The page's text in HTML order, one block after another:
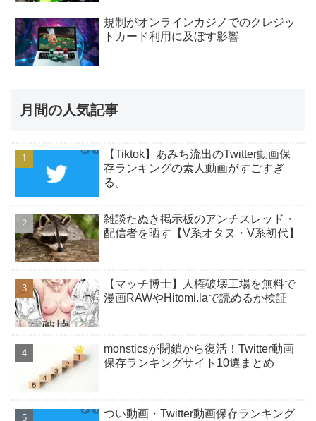
規制がオンラインカジノでのクレジッ
トカード利用に及ぼす影響
月間の人気記事
【Tiktok】あみち流出のTwitter動画保
存ランキングの素人動画がすごすぎ
る。
雑談たぬき掲示板のアンチスレッド・
配信者を晒す【V系オタヌ・V系初代】
【マッチ博士】人権破壊工場を無料で
漫画RAWやHitomi.laで読めるか検証
monsticsが閉鎖から復活！Twitter動画
保存ランキングサイト10選まとめ
つい動画・Twitter動画保存ランキング